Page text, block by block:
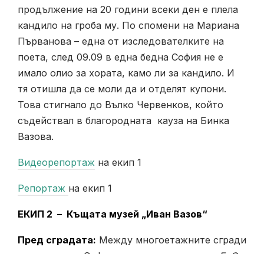
продължение на 20 години всеки ден е плела
кандило на гроба му. По спомени на Мариана
Първанова – една от изследователките на
поета, след 09.09 в една бедна София не е
имало олио за хората, камо ли за кандило. И
тя отишла да се моли да и отделят купони.
Това стигнало до Вълко Червенков, който
съдействал в благородната кауза на Бинка
Вазова.
Видеорепортаж на екип 1
Репортаж на екип 1
ЕКИП 2 – Къщата музей „Иван Вазов“
Пред сградата: Между многоетажните сгради